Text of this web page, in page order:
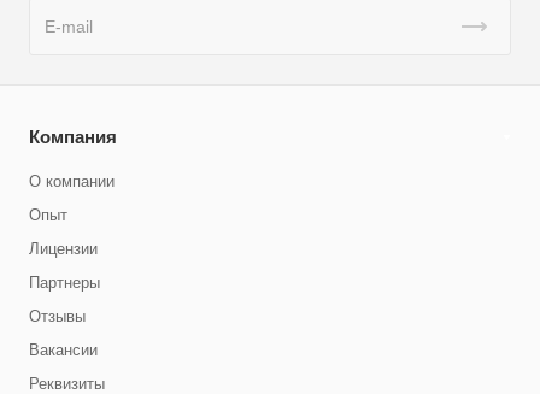
Компания
О компании
Опыт
Лицензии
Партнеры
Отзывы
Вакансии
Реквизиты